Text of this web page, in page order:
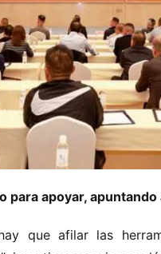
apoyar,
que afilar las